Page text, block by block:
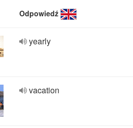
Odpowiedź
yearly
vacation